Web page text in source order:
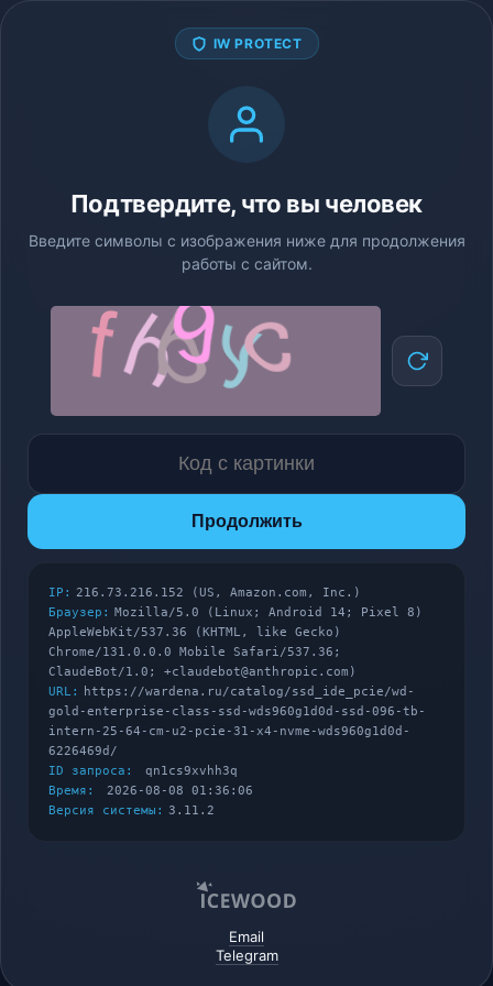
IW PROTECT
Подтвердите, что вы человек
Введите символы с изображения ниже для продолжения
работы с сайтом.
Продолжить
IP: 216.73.216.152 (US, Amazon.com, Inc.)
Браузер: Mozilla/5.0 (Linux; Android 14; Pixel 8)
AppleWebKit/537.36 (KHTML, like Gecko)
Chrome/131.0.0.0 Mobile Safari/537.36;
ClaudeBot/1.0; +claudebot@anthropic.com)
URL:
https://wardena.ru/catalog/ssd_ide_pcie/wd-
gold-enterprise-class-ssd-wds960g1d0d-ssd-096-tb-
intern-25-64-cm-u2-pcie-31-x4-nvme-wds960g1d0d-
6226469d/
ID запроса:
qn1cs9xvhh3q
Время:
2026-08-08 01:36:06
Версия системы: 3.11.2
Email
Telegram